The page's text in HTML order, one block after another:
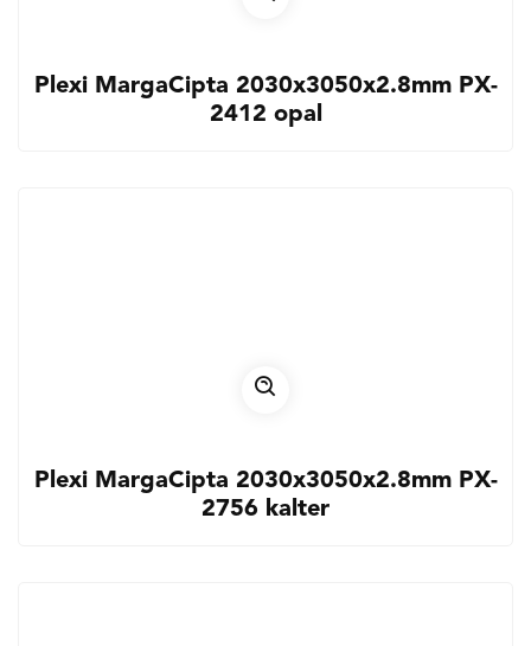
Plexi MargaCipta 2030x3050x2.8mm PX-
2412 opal
Plexi MargaCipta 2030x3050x2.8mm PX-
2756 kalter